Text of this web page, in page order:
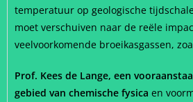
temperatuur op geologische
moet verschuiven naar de reële
veelvoorkomende broeikasgassen,
Prof. Kees de Lange, een
gebied van chemische fysica en